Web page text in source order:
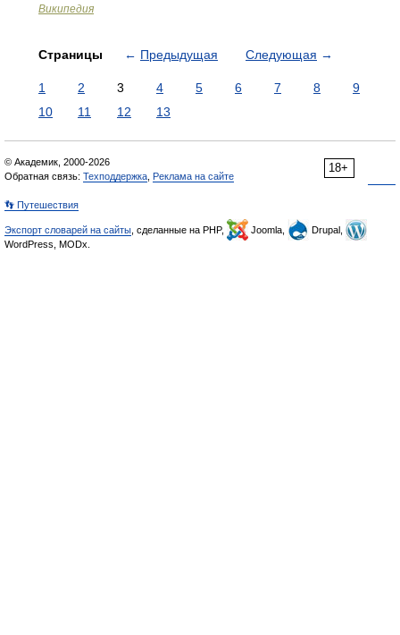
Википедия
Страницы ← Предыдущая Следующая →
1 2 3 4 5 6 7 8
9
10
11 12 13
18+
© Академик, 2000-2026
Обратная связь: Техподдержка Реклама на сайте
👣 Путешествия
Экспорт словарей на сайты , сделанные на PHP, Joomla,
Drupal,
WordPress, MODx.